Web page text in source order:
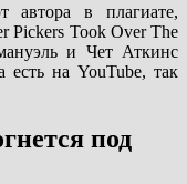
автора в плагиате,
Pickers Took Over The
и Чет Аткинс
на YouTube, так
под